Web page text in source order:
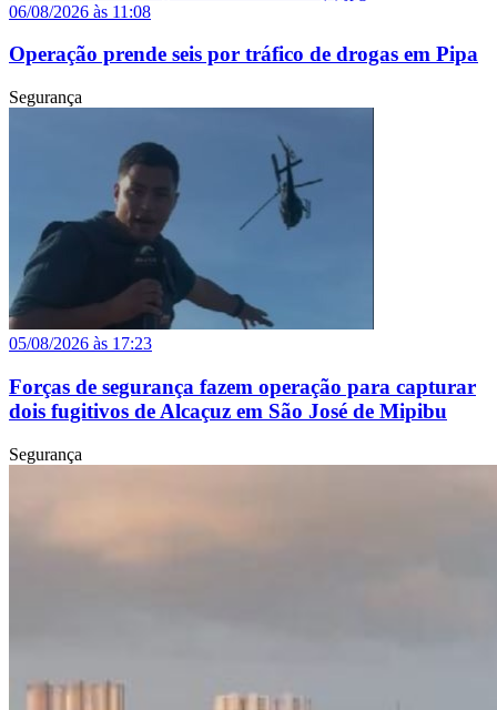
06/08/2026 às 11:08
Operação prende seis por tráfico de drogas em Pipa
Segurança
05/08/2026 às 17:23
Forças de segurança fazem operação para capturar
dois fugitivos de Alcaçuz em São José de Mipibu
Segurança